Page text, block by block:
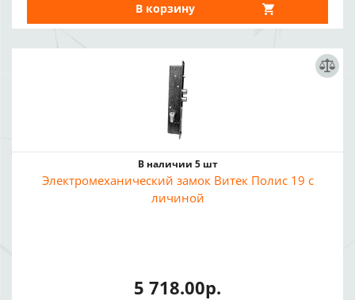
В корзину
В наличии 5 шт
Электромеханический замок Витек Полис 19 с
личиной
5 718.00р.